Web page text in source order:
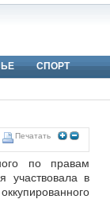
СПОРТ
Печатать
по правам
участвовала в